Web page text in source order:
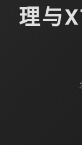
理与